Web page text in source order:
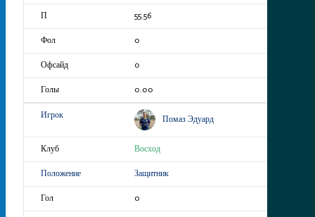
55.56
0
0
0.00
Помаз Эдуард
Восход
Защитник
0